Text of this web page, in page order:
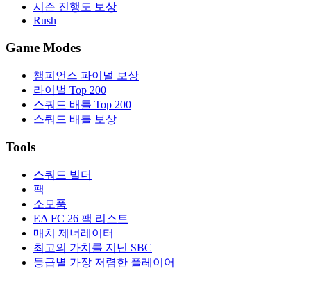
시즌 진행도 보상
Rush
Game Modes
챔피언스 파이널 보상
라이벌 Top 200
스쿼드 배틀 Top 200
스쿼드 배틀 보상
Tools
스쿼드 빌더
팩
소모품
EA FC 26 팩 리스트
매치 제너레이터
최고의 가치를 지닌 SBC
등급별 가장 저렴한 플레이어